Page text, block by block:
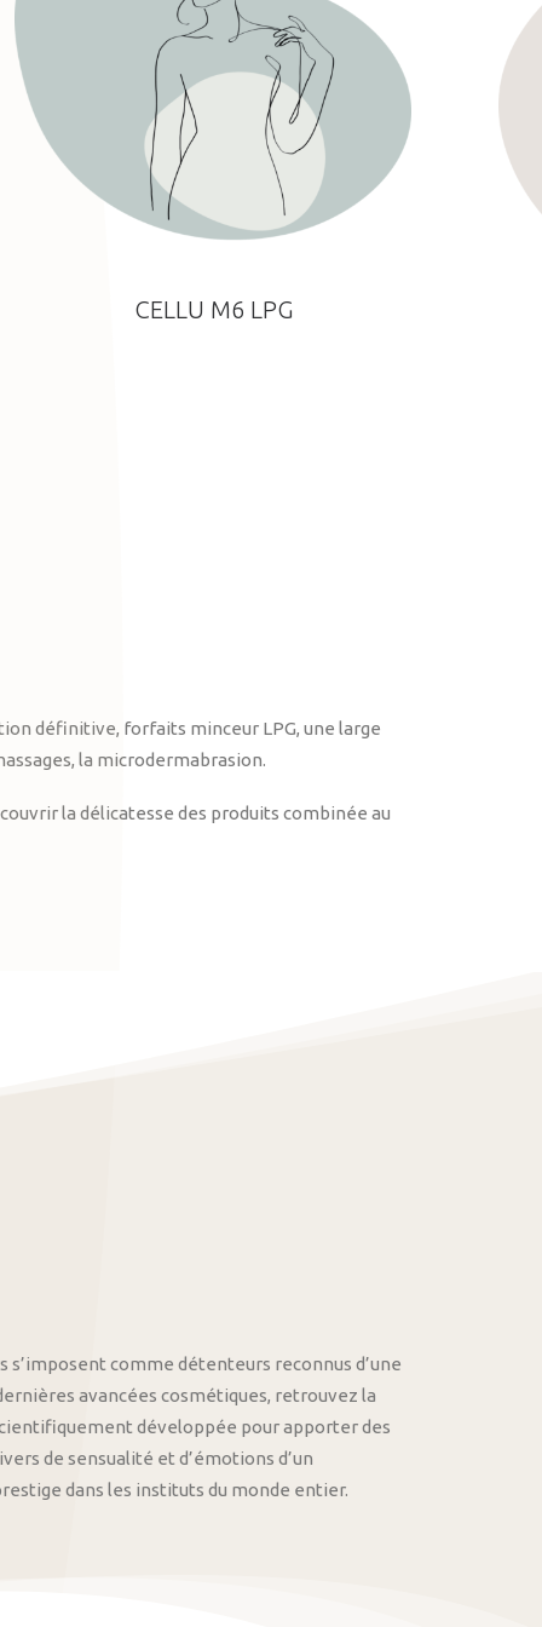
CELLU M6 LPG
définitive, forfaits minceur LPG, une large
la microdermabrasion.
la délicatesse des produits combinée au
s’imposent comme détenteurs reconnus d’une
avancées cosmétiques, retrouvez la
développée pour apporter des
de sensualité et d’émotions d’un
dans les instituts du monde entier.